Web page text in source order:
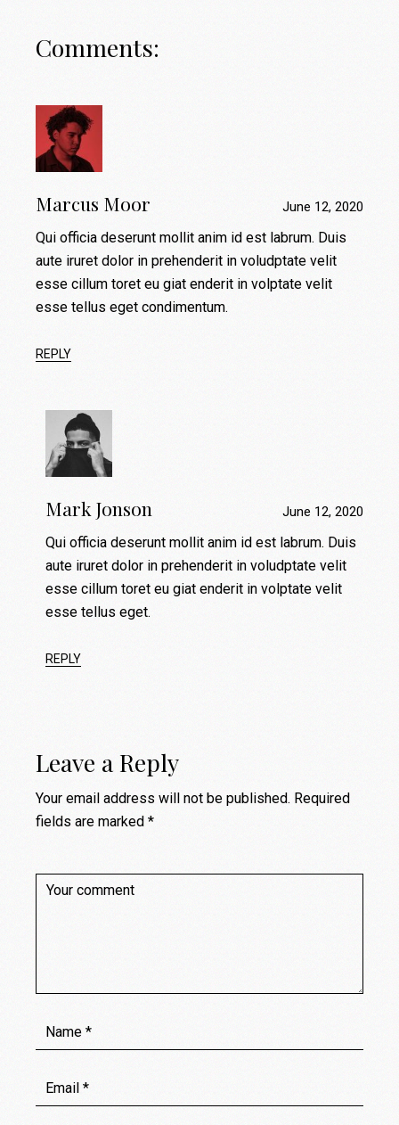
Comments:
Marcus Moor June 12, 2020
Qui officia deserunt mollit anim id est labrum. Duis
aute iruret dolor in prehenderit in voludptate velit
esse cillum toret eu giat enderit in volptate velit
esse tellus eget condimentum.
REPLY
Mark Jonson June 12, 2020
Qui officia deserunt mollit anim id est labrum. Duis
aute iruret dolor in prehenderit in voludptate velit
esse cillum toret eu giat enderit in volptate velit
esse tellus eget.
REPLY
Leave a Reply
Your email address will not be published. Required
fields are marked*